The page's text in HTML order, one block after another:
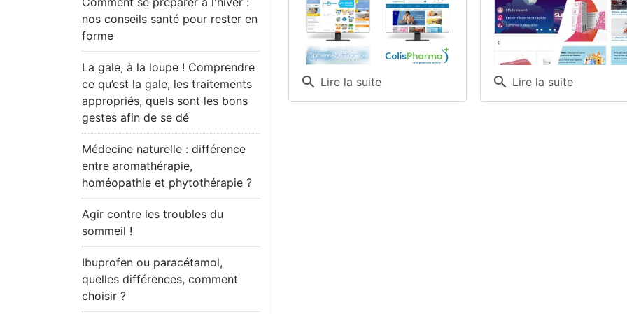
nos conseils santé pour rester en
forme
La gale, à la loupe ! Comprendre
ce qu’est la gale, les traitements
appropriés, quels sont les bons
gestes afin de se dé
Médecine naturelle : différence
entre aromathérapie,
homéopathie et phytothérapie ?
Agir contre les troubles du
sommeil !
Ibuprofen ou paracétamol,
quelles différences, comment
choisir ?
search Lire la suite search Lire la suite